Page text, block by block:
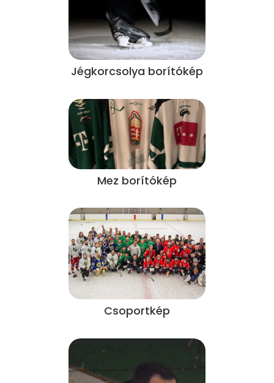
Jégkorcsolya borítókép
Mez borítókép
Csoportkép